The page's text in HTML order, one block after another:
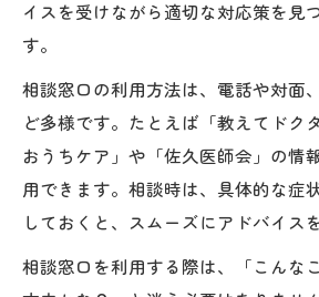
イスを受けながら適切な対応策を見
す。
相談窓口の利用方法は、電話や対面
ど多様です。たとえば「教えてドク
おうちケア」や「佐久医師会」の情
用できます。相談時は、具体的な症
しておくと、スムーズにアドバイス
相談窓口を利用する際は、「こんな